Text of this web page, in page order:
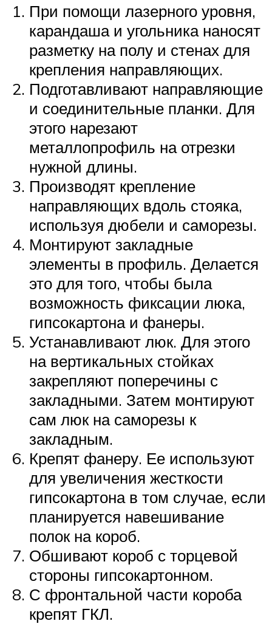
При помощи лазерного уровня,
карандаша и угольника наносят
разметку на полу и стенах для
крепления направляющих.
Подготавливают направляющие
и соединительные планки. Для
этого нарезают
металлопрофиль на отрезки
нужной длины.
Производят крепление
направляющих вдоль стояка,
используя дюбели и саморезы.
Монтируют закладные
элементы в профиль. Делается
это для того, чтобы была
возможность фиксации люка,
гипсокартона и фанеры.
Устанавливают люк. Для этого
на вертикальных стойках
закрепляют поперечины с
закладными. Затем монтируют
сам люк на саморезы к
закладным.
Крепят фанеру. Ее используют
для увеличения жесткости
гипсокартона в том случае, если
планируется навешивание
полок на короб.
Обшивают короб с торцевой
стороны гипсокартонном.
С фронтальной части короба
крепят ГКЛ.